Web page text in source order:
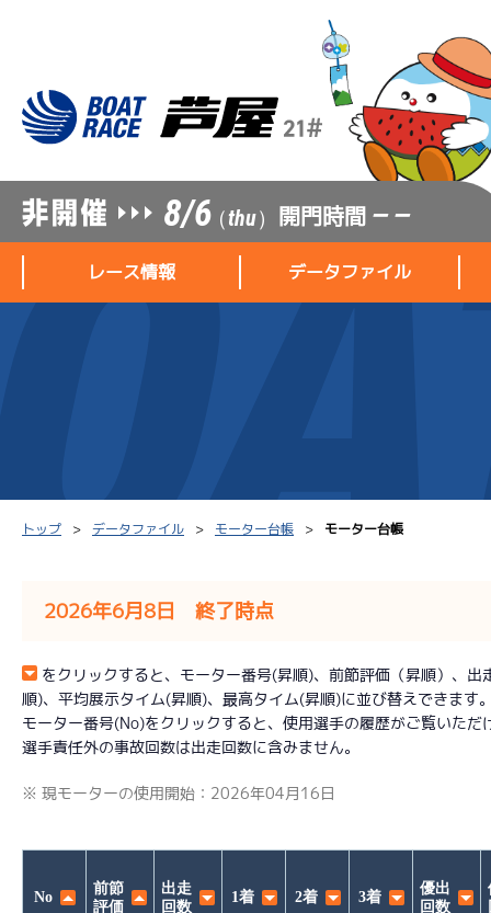
8/6（thu） 開門時間 — —
レース情報
レース結果一覧
出走表PDF
モーター抽選結果・
選手コ
データファイル
ボートデータ
出目データ
トップ データファイル モーター台帳 モーター台帳
2026年6月8日 終了時点
をクリックすると、モーター番号(昇順)、前節評価（昇順）、
順)、平均展示タイム(昇順)、最高タイム(昇順)に並び替えできます
モーター番号(No)をクリックすると、使用選手の履歴がご覧いただ
選手責任外の事故回数は出走回数に含みません。
※ 現モーターの使用開始：2026年04月16日
No
前節
評価
出走
回数
1着 2着 3着
優出
回数